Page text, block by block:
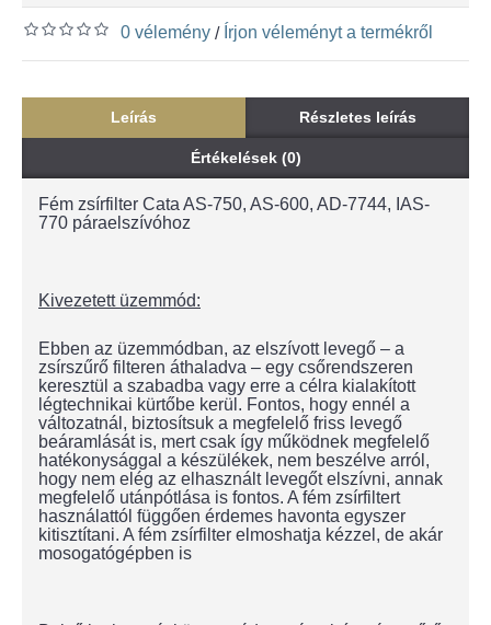
0 vélemény / Írjon véleményt a termékről
Leírás Részletes leírás
Értékelések (0)
Fém zsírfilter Cata AS-750, AS-600, AD-7744, IAS-
770 páraelszívóhoz
Kivezetett üzemmód:
Ebben az üzemmódban, az elszívott levegő – a
zsírszűrő filteren áthaladva – egy csőrendszeren
keresztül a szabadba vagy erre a célra kialakított
légtechnikai kürtőbe kerül. Fontos, hogy ennél a
változatnál, biztosítsuk a megfelelő friss levegő
beáramlását is, mert csak így működnek megfelelő
hatékonysággal a készülékek, nem beszélve arról,
hogy nem elég az elhasznált levegőt elszívni, annak
megfelelő utánpótlása is fontos. A fém zsírfiltert
használattól függően érdemes havonta egyszer
kitisztítani. A fém zsírfilter elmoshatja kézzel, de akár
mosogatógépben is